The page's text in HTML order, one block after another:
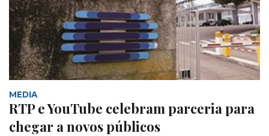
MEDIA
RTP e YouTube celebram parceria para
chegar a novos públicos